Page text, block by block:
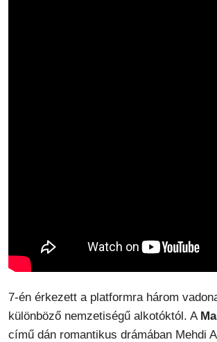
7-én érkezett a platformra három
különböző nemzetiségű alkotóktól. A
című dán romantikus drámában Mehdi